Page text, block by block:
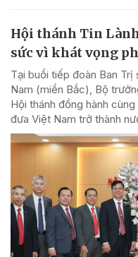
Hội thánh Tin
sức vì khát vọng
Tại buổi tiếp đoàn Ban
Nam (miền Bắc), Bộ
Hội thánh đồng hành
đưa Việt Nam trở thành